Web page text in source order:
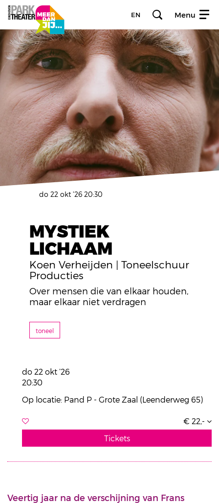
EN Menu
MYSTIEK
LICHAAM
Koen Verheijden | Toneelschuur
Producties
do 22 okt ’26 20:30
Over mensen die van elkaar houden,
maar elkaar niet verdragen
toneel
do 22 okt ’26
20:30
Op locatie: Pand P - Grote Zaal (Leenderweg 65)
€ 22,-
Tickets
Veertig jaar na de verschijning van Frans